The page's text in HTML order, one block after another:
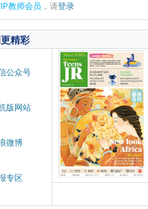
教师会员 ，请登录
精彩
公众号
版网站
微博
专区